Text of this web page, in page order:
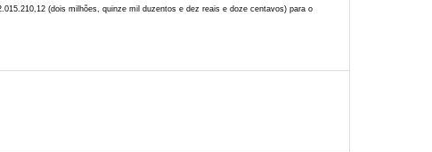
(dois milhões, quinze mil duzentos e dez reais e doze centavos) para o